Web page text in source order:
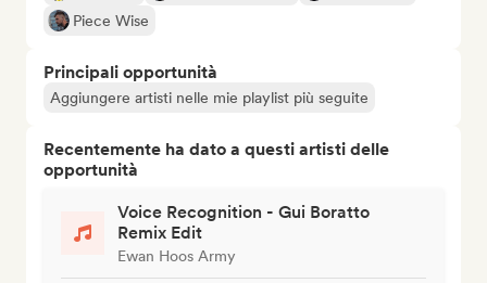
Piece Wise
Principali opportunità
Aggiungere artisti nelle mie playlist più seguite
Recentemente ha dato a questi artisti delle
opportunità
Voice Recognition - Gui Boratto
Remix Edit
Ewan Hoos Army